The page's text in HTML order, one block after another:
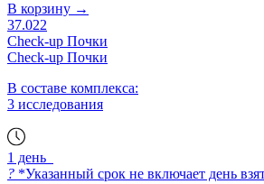
В корзину →
37.022
Check-up Почки
Check-up Почки
В составе комплекса:
3 исследования
1 день
? *Указанный срок не включает день